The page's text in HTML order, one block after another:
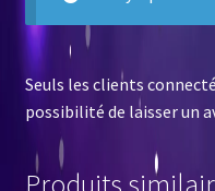
Seuls les clients
possibilité de laisser un
Produits